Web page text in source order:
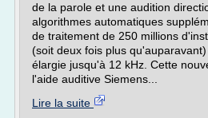
de la parole et une audition
algorithmes automatiques
de traitement de 250 millions
(soit deux fois plus
élargie jusqu'à 12 kHz. Cette
l'aide auditive Siemens...
Lire la suite